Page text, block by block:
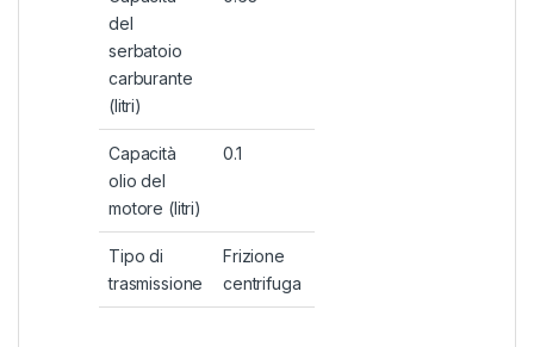
del
serbatoio
carburante
(litri)
Capacità
olio del
motore (litri)
0.1
Tipo di
trasmissione
Frizione
centrifuga